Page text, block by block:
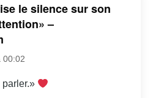
le silence sur son
–
00:02
parler.»